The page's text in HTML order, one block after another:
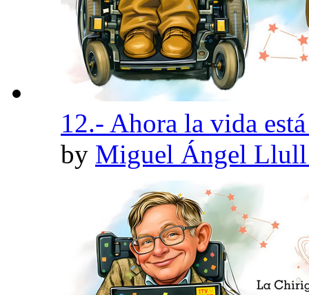
12.- Ahora la vida
by Miguel Ángel